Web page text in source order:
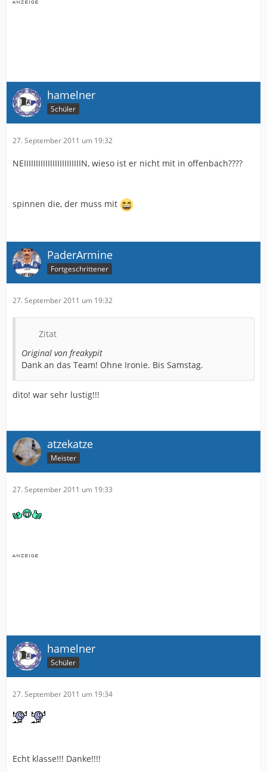
hamelner
Schüler
27. September 2011 um 19:32
NEIIIIIIIIIIIIIIIIIIIIIIIIN, wieso ist er nicht mit in offenbach????
spinnen die, der muss mit
PaderArmine
Fortgeschrittener
27. September 2011 um 19:32
Zitat
Original von freakypit
Dank an das Team! Ohne Ironie. Bis Samstag.
dito! war sehr lustig!!!
atzekatze
Meister
27. September 2011 um 19:33
hamelner
Schüler
27. September 2011 um 19:34
Echt klasse!!! Danke!!!!